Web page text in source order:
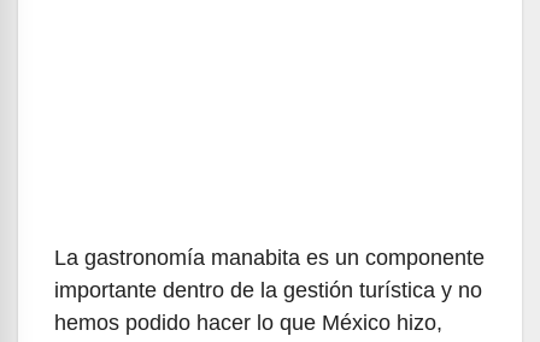
La gastronomía manabita es un componente
importante dentro de la gestión turística y no
hemos podido hacer lo que México hizo,